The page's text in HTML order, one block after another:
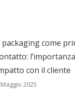
packaging come
con il cliente
2025